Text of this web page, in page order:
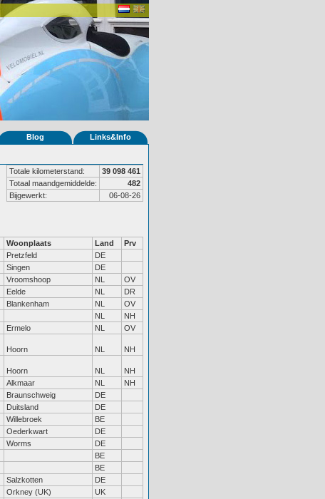
Blog Links&Info
Totale kilometerstand:
39 098 461
Totaal maandgemiddelde:
482
Bijgewerkt:
06-08-26
Woonplaats Land
Prv
Pretzfeld
DE
Singen
DE
Vroomshoop NL
OV
Eelde NL
DR
Blankenham NL
OV
NL
NH
Ermelo NL OV
Hoorn NL NH
Hoorn NL
NH
Alkmaar NL
NH
Braunschweig
DE
Duitsland
DE
Willebroek
BE
Oederkwart
DE
Worms
DE
BE
BE
Salzkotten
DE
Orkney (UK)
UK